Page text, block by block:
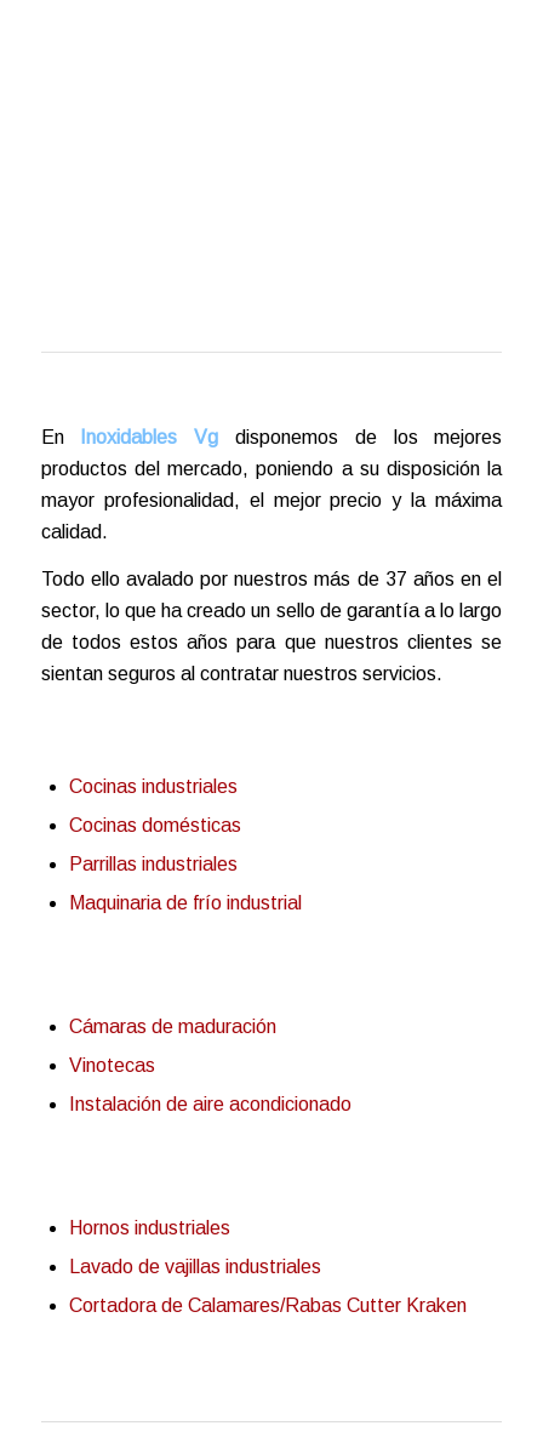
En Inoxidables Vgdisponemos de los mejores
productos del mercado, poniendo a su disposición la
mayor profesionalidad, el mejor precio y la máxima
calidad.
Todo ello avalado por nuestros más de 37 años en el
sector, lo que ha creado un sello de garantía a lo largo
de todos estos años para que nuestros clientes se
sientan seguros al contratar nuestros servicios.
Cocinas industriales
Cocinas domésticas
Parrillas industriales
Maquinaria de frío industrial
Cámaras de maduración
Vinotecas
Instalación de aire acondicionado
Hornos industriales
Lavado de vajillas industriales
Cortadora de Calamares/Rabas Cutter Kraken